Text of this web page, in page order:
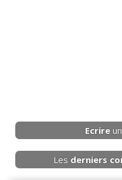
Ecrire
Les derniers